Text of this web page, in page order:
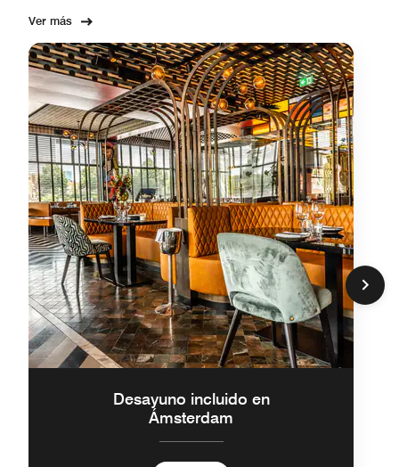
Ver más
Desayuno incluido en
Ámsterdam